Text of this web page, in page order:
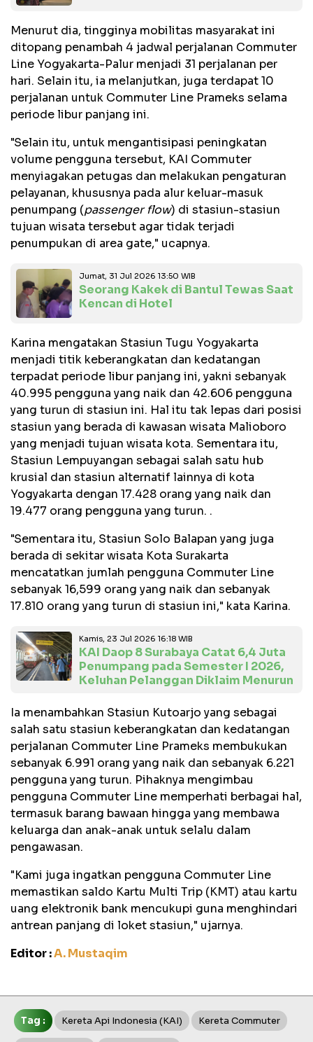
Menurut dia, tingginya mobilitas masyarakat ini
ditopang penambah 4 jadwal perjalanan Commuter
Line Yogyakarta-Palur menjadi 31 perjalanan per
hari. Selain itu, ia melanjutkan, juga terdapat 10
perjalanan untuk Commuter Line Prameks selama
periode libur panjang ini.
"Selain itu, untuk mengantisipasi peningkatan
volume pengguna tersebut, KAI Commuter
menyiagakan petugas dan melakukan pengaturan
pelayanan, khususnya pada alur keluar-masuk
penumpang (passenger flow) di stasiun-stasiun
tujuan wisata tersebut agar tidak terjadi
penumpukan di area gate," ucapnya.
Jumat, 31 Jul 2026 13:50 WIB
Seorang Kakek di Bantul Tewas Saat
Kencan di Hotel
Karina mengatakan Stasiun Tugu Yogyakarta
menjadi titik keberangkatan dan kedatangan
terpadat periode libur panjang ini, yakni sebanyak
40.995 pengguna yang naik dan 42.606 pengguna
yang turun di stasiun ini. Hal itu tak lepas dari posisi
stasiun yang berada di kawasan wisata Malioboro
yang menjadi tujuan wisata kota. Sementara itu,
Stasiun Lempuyangan sebagai salah satu hub
krusial dan stasiun alternatif lainnya di kota
Yogyakarta dengan 17.428 orang yang naik dan
19.477 orang pengguna yang turun. .
"Sementara itu, Stasiun Solo Balapan yang juga
berada di sekitar wisata Kota Surakarta
mencatatkan jumlah pengguna Commuter Line
sebanyak 16,599 orang yang naik dan sebanyak
17.810 orang yang turun di stasiun ini," kata Karina.
Kamis, 23 Jul 2026 16:18 WIB
KAI Daop 8 Surabaya Catat 6,4 Juta
Penumpang pada Semester I 2026,
Keluhan Pelanggan Diklaim Menurun
Ia menambahkan Stasiun Kutoarjo yang sebagai
salah satu stasiun keberangkatan dan kedatangan
perjalanan Commuter Line Prameks membukukan
sebanyak 6.991 orang yang naik dan sebanyak 6.221
pengguna yang turun. Pihaknya mengimbau
pengguna Commuter Line memperhati berbagai hal,
termasuk barang bawaan hingga yang membawa
keluarga dan anak-anak untuk selalu dalam
pengawasan.
"Kami juga ingatkan pengguna Commuter Line
memastikan saldo Kartu Multi Trip (KMT) atau kartu
uang elektronik bank mencukupi guna menghindari
antrean panjang di loket stasiun," ujarnya.
Editor :A. Mustaqim
Tag : Kereta Api Indonesia (KAI) Kereta Commuter